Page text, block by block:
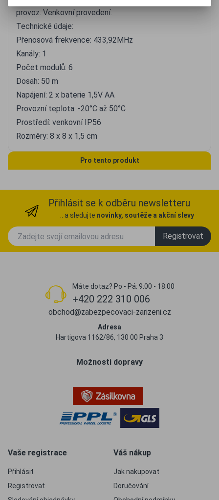
provoz. Venkovní provedení.
Technické údaje:
Přenosová frekvence: 433,92MHz
Kanály: 1
Počet modulů: 6
Dosah: 50 m
Napájení: 2 x baterie 1,5V AA
Provozní teplota: -20°C až 50°C
Prostředí: venkovní IP56
Rozměry: 8 x 8 x 1,5 cm
Pro tento produkt
Přihlásit se k odběru newsletteru
.. a sledujte novinky, soutěže a akční slevy
Registrovat
Máte dotaz? Po - Pá: 9:00 - 18:00
+420 222 310 006
obchod@zabezpecovaci-zarizeni.cz
Adresa
Hartigova 1162/86, 130 00 Praha 3
Možnosti dopravy
Vaše registrace
Přihlásit
Registrovat
Váš nákup
Jak nakupovat
Doručování